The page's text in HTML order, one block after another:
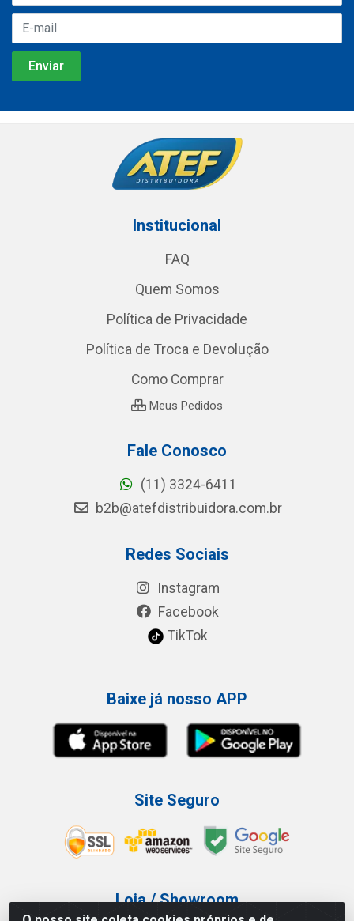
Institucional
FAQ
Quem Somos
Política de Privacidade
Política de Troca e Devolução
Como Comprar
Meus Pedidos
Fale Conosco
(11) 3324-6411
b2b@atefdistribuidora.com.br
Redes Sociais
Instagram
Facebook
TikTok
Baixe já nosso APP
Site Seguro
Loja / Showroom